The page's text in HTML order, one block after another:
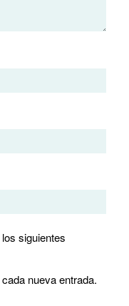
siguientes
nueva entrada.